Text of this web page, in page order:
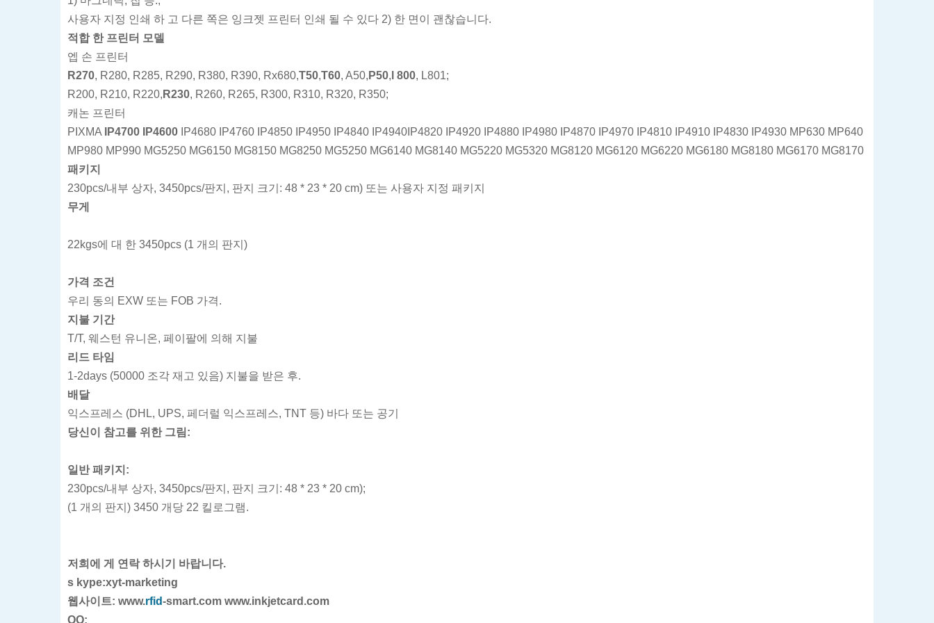
사용자 지정 인쇄 하 고 다른 쪽은 잉크젯 프린터 인쇄 될 수 있다 2) 한 면이 괜찮습니다.
적합 한 프린터 모델
엡 손 프린터
R270, R280, R285, R290, R380, R390, Rx680,T50,T60, A50, P50, l 800, L801;
R200, R210, R220, R230, R260, R265, R300, R310, R320, R350;
캐논 프린터
PIXMA
IP4700 IP4600 IP4680 IP4760 IP4850 IP4950 IP4840 IP4940IP4820 IP4920 IP4880 IP4980 IP4870 IP4970 IP4810 IP4910 IP4830 IP4930 MP630 MP640
MP980 MP990 MG5250 MG6150 MG8150 MG8250 MG5250 MG6140 MG8140 MG5220 MG5320 MG8120 MG6120 MG6220 MG6180 MG8180 MG6170 MG8170
패키지
230pcs/내부 상자, 3450pcs/판지, 판지 크기: 48 * 23 * 20 cm) 또는 사용자 지정 패키지
무게
22kgs에 대 한 3450pcs (1 개의 판지)
가격 조건
우리 동의 EXW 또는 FOB 가격.
지불 기간
T/T, 웨스턴 유니온, 페이팔에 의해 지불
리드 타임
1-2days (50000 조각 재고 있음) 지불을 받은 후.
배달
익스프레스 (DHL, UPS, 페더럴 익스프레스, TNT 등) 바다 또는 공기
당신이 참고를 위한 그림:
일반 패키지:
230pcs/내부 상자, 3450pcs/판지, 판지 크기: 48 * 23 * 20 cm);
(1 개의 판지) 3450 개당 22 킬로그램.
저희에 게 연락 하시기 바랍니다.
s kype:xyt-marketing
웹사이트: www.rfid-smart.com www.inkjetcard.com
QQ: